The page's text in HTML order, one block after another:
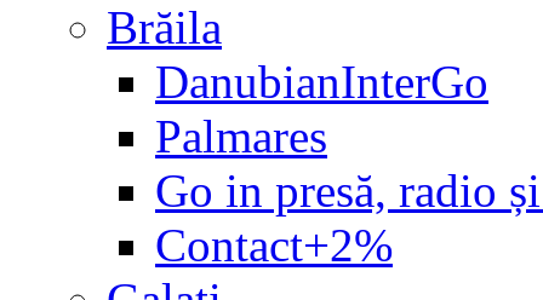
Brăila
DanubianInterGo
Palmares
Go in presă, radio
Contact+2%